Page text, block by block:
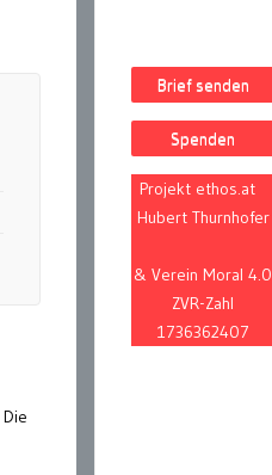
Brief senden
Spenden
Projekt ethos.at
Hubert Thurnhofer
& Verein Moral 4.0
ZVR-Zahl
1736362407